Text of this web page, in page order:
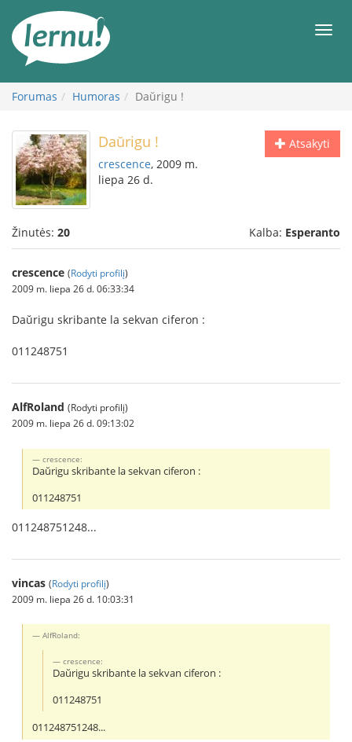
turinį
Forumas Humoras Daŭrigu !
Atsakyti
Daŭrigu !
crescence, 2009 m.
liepa 26 d.
Žinutės: 20 Kalba: Esperanto
crescence (Rodyti profilį)
2009 m. liepa 26 d. 06:33:34
Daŭrigu skribante la sekvan ciferon :
011248751
AlfRoland (Rodyti profilį)
2009 m. liepa 26 d. 09:13:02
crescence:
Daŭrigu skribante la sekvan ciferon :
011248751
011248751248...
vincas (Rodyti profilį)
2009 m. liepa 26 d. 10:03:31
AlfRoland:
crescence:
Daŭrigu skribante la sekvan ciferon :
011248751
011248751248...